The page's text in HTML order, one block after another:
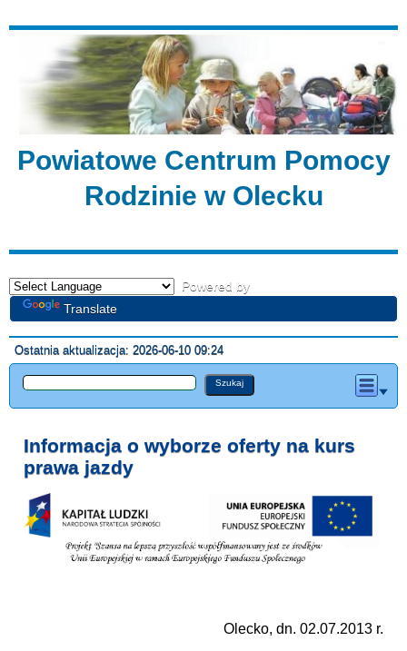
Powiatowe Centrum Pomocy
Rodzinie w Olecku
Powered by
Translate
Ostatnia aktualizacja: 2026-06-10 09:24
Informacja o wyborze oferty na kurs
prawa jazdy
Olecko, dn. 02.07.2013 r.